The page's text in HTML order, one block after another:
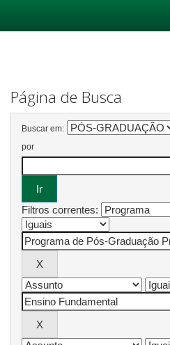
Página de Busca
Buscar em:
por
Filtros correntes: